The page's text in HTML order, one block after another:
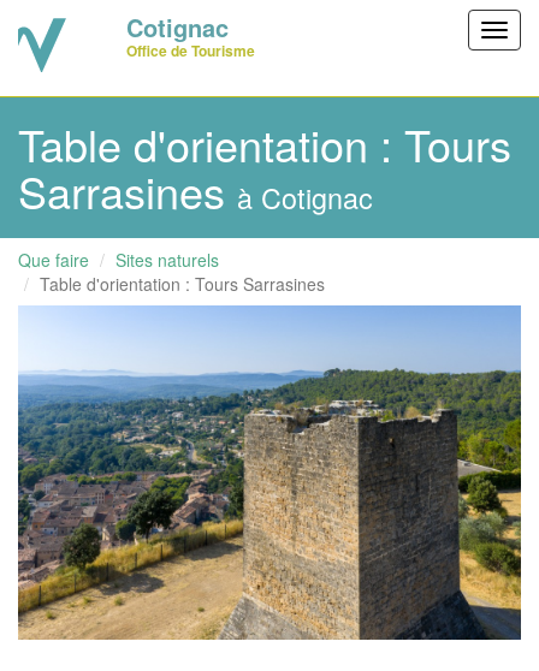
Cotignac
Office de Tourisme
Table d'orientation : Tours
Sarrasines à Cotignac
Que faire
Sites naturels
Table d'orientation : Tours Sarrasines